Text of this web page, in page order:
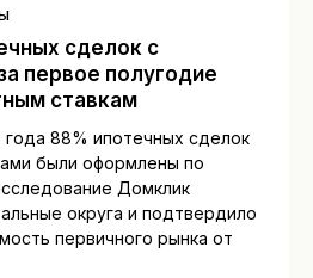
сделок с
первое полугодие
ставкам
88% ипотечных сделок
были оформлены по
Домклик
округа и подтвердило
первичного рынка от